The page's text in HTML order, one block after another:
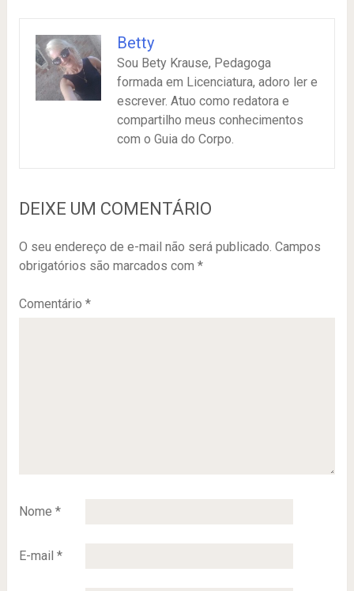
Betty
Sou Bety Krause, Pedagoga
formada em Licenciatura, adoro ler e
escrever. Atuo como redatora e
compartilho meus conhecimentos
com o Guia do Corpo.
DEIXE UM COMENTÁRIO
O seu endereço de e-mail não será publicado. Campos
obrigatórios são marcados com *
Comentário *
Nome *
E-mail *